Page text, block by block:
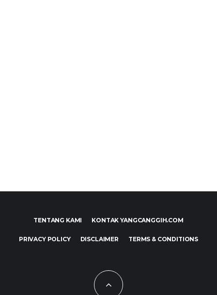
TENTANG KAMI KONTAK YANGCANGGIH.COM
PRIVACY POLICY DISCLAIMER TERMS & CONDITIONS